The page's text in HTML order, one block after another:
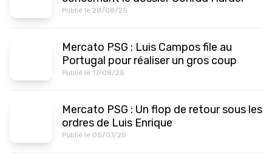
Publié le 28/08/25
Mercato PSG : Luis Campos file au
Portugal pour réaliser un gros coup
Publié le 17/08/25
Mercato PSG : Un flop de retour sous les
ordres de Luis Enrique
Publié le 05/07/25